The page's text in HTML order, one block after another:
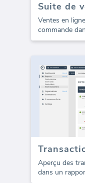
Ventes en
commande
Aperçu des
dans un